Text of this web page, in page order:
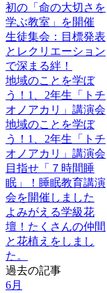
初の「命の大切さを
学ぶ教室」を開催
生徒集会：目標発表
とレクリエーション
で深まる絆！
地域のことを学ぼ
う！1、2年生「トチ
オノアカリ」講演会
地域のことを学ぼ
う！1、2年生「トチ
オノアカリ」講演会
目指せ「７時間睡
眠」！睡眠教育講演
会を開催しました
よみがえる学級花
壇！たくさんの仲間
と花植えをしまし
た。
過去の記事
6月